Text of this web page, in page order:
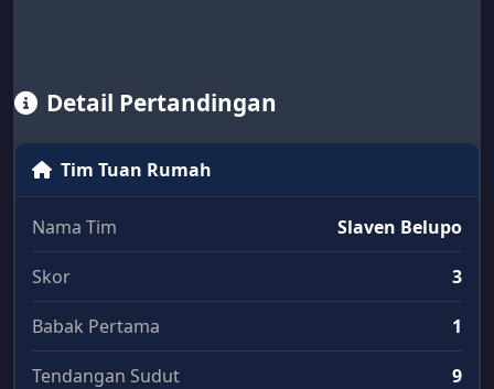
Detail Pertandingan
Tim Tuan Rumah
Nama Tim Slaven Belupo
Skor 3
Babak Pertama 1
Tendangan Sudut 9